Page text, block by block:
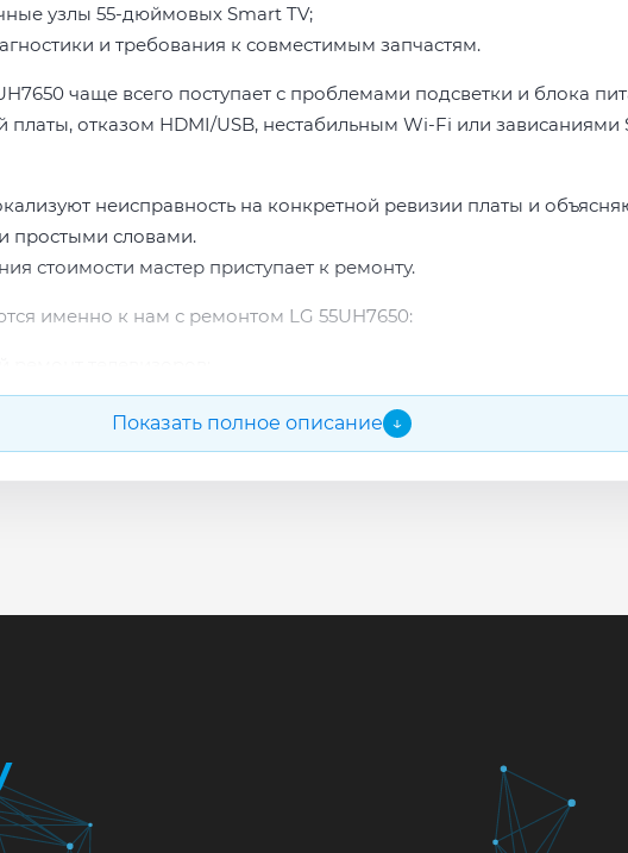
узлы 55-дюймовых Smart TV;
и требования к совместимым запчастям.
чаще всего поступает с проблемами подсветки и блока
платы, отказом HDMI/USB, нестабильным Wi-Fi или зависаниями
неисправность на конкретной ревизии платы и
простыми словами.
стоимости мастер приступает к ремонту.
именно к нам с ремонтом LG 55UH7650:
LG;
смета до начала работ;
комплектующих.
позвоните: укажите симптомы — подскажем ориентир по
Показать полное описание ↓